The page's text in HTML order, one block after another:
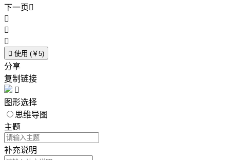
下一页



 使用 (￥5)
分享
复制链接

图形选择
思维导图
主题
补充说明